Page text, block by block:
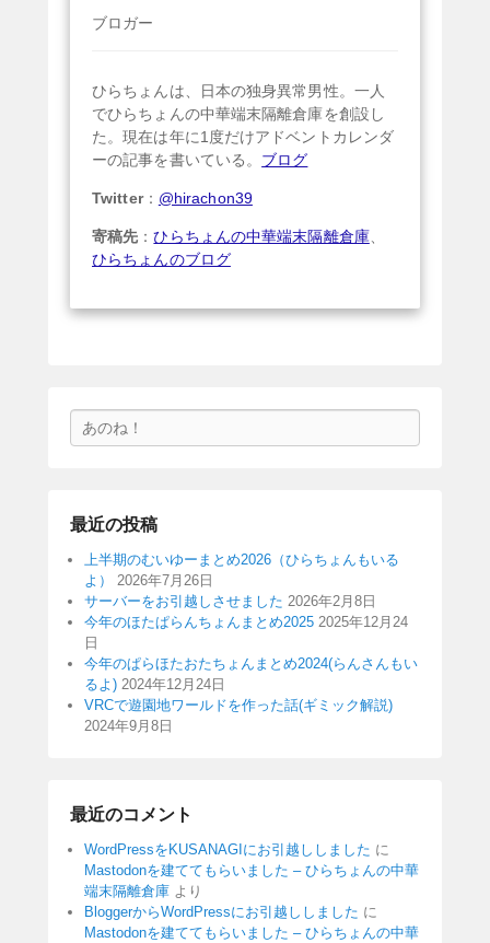
ブロガー
ひらちょんは、日本の独身異常男性。一人
でひらちょんの中華端末隔離倉庫を創設し
た。現在は年に1度だけアドベントカレンダ
ーの記事を書いている。 ブログ
Twitter： @hirachon39
寄稿先 ：ひらちょんの中華端末隔離倉庫、
ひらちょんのブログ
索
最近の投稿
上半期のむいゆーまとめ2026（ひらちょんもいる
よ）
2026年7月26日
サーバーをお引越しさせました 2026年2月8日
今年のほたぱらんちょんまとめ2025 2025年12月24
日
今年のぱらほたおたちょんまとめ2024(らんさんもい
るよ) 2024年12月24日
VRCで遊園地ワールドを作った話(ギミック解説)
2024年9月8日
最近のコメント
WordPressをKUSANAGIにお引越ししました に
Mastodonを建ててもらいました – ひらちょんの中華
端末隔離倉庫 より
BloggerからWordPressにお引越ししました に
Mastodonを建ててもらいました – ひらちょんの中華